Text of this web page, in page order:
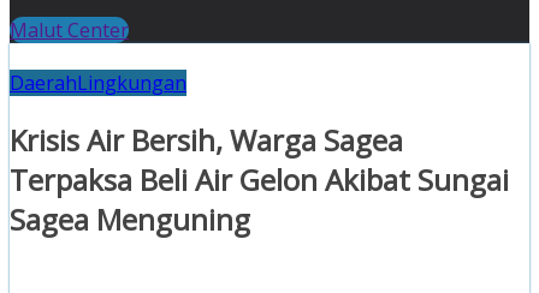
Malut Center
DaerahLingkungan
Krisis Air Bersih, Warga Sagea
Terpaksa Beli Air Gelon Akibat Sungai
Sagea Menguning